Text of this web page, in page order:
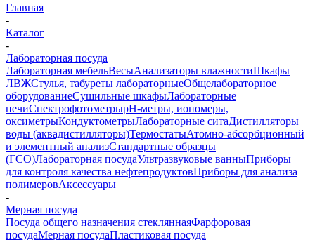
Главная
-
Каталог
-
Лабораторная посуда
Лабораторная мебельВесыАнализаторы влажностиШкафы
ЛВЖСтулья, табуреты лабораторныеОбщелабораторное
оборудованиеСушильные шкафыЛабораторные
печиСпектрофотометрыpH-метры, иономеры,
оксиметрыКондуктометрыЛабораторные ситаДистилляторы
воды (аквадистилляторы)ТермостатыАтомно-абсорбционный
и элементный анализСтандартные образцы
(ГСО)Лабораторная посудаУльтразвуковые ванныПриборы
для контроля качества нефтепродуктовПриборы для анализа
полимеровАксессуары
-
Мерная посуда
Посуда общего назначения стекляннаяФарфоровая
посудаМерная посудаПластиковая посуда